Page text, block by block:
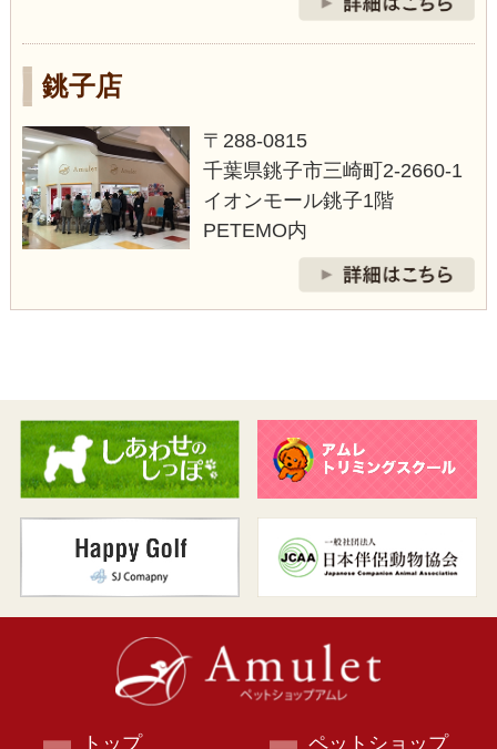
銚子店
〒288-0815
千葉県銚子市三崎町2‐2660-1
イオンモール銚子1階
PETEMO内
トップ ペットショップ